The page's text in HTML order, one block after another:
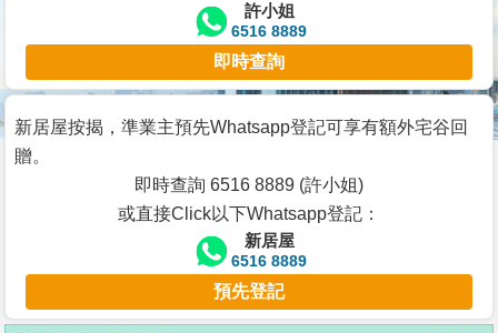
宅
谷
按
客
許小姐
6516 8889
即時查詢
新居屋按揭，準業主預先Whatsapp登記可享有額外宅谷回
贈。
即時查詢 6516 8889 (許小姐)
或直接Click以下Whatsapp登記：
新居屋
6516 8889
預先登記